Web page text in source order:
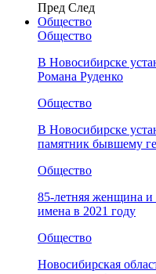
Пред След
Общество
Общество
В Новосибирске
Романа Руденко
Общество
В Новосибирске
памятник бывшему
Общество
85-летняя женщина
имена в 2021 году
Общество
Новосибирская